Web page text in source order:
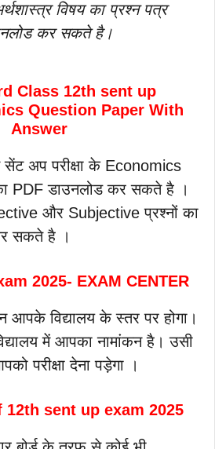
विषय का प्रश्न पत्र
कर सकते है।
Class 12th sent up
Question Paper With
Answer
अप परीक्षा के Economics
PDF डाउनलोड कर सकते है ।
और Subjective प्रश्नों का
सकते है ।
2025- EXAM CENTER
आपके विद्यालय के स्तर पर होगा।
में आपका नामांकन है। उसी
परीक्षा देना पड़ेगा ।
12th sent up exam 2025